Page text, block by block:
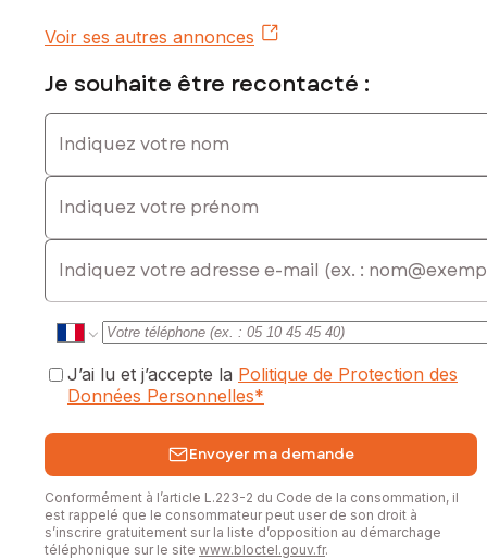
Voir ses autres annonces
Je souhaite être recontacté :
Indiquez votre nom
Indiquez votre prénom
E-mail
J’ai lu et j’accepte la Politique de Protection des
Données Personnelles*
Envoyer ma demande
Conformément à l’article L.223-2 du Code de la consommation, il
est rappelé que le consommateur peut user de son droit à
s’inscrire gratuitement sur la liste d’opposition au démarchage
téléphonique sur le site www.bloctel.gouv.fr.